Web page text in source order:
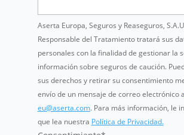
Aserta Europa, Seguros y Reaseguros,
Responsable del Tratamiento tratará sus
personales con la finalidad de gestionar la
información sobre seguros de caución.
sus derechos y retirar su consentimiento
envío de un mensaje de correo electrónico a
eu@aserta.com. Para más información, le
que lea nuestra Política de Privacidad.